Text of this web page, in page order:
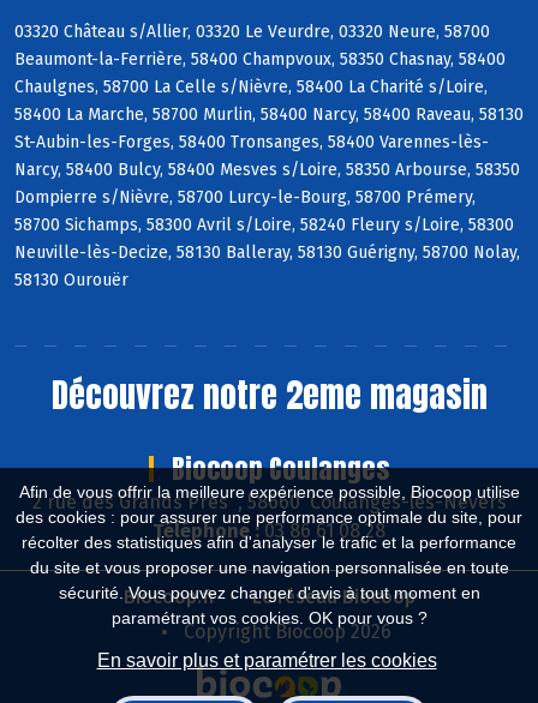
Afin de vous offrir la meilleure expérience possible, Biocoop utilise
des cookies : pour assurer une performance optimale du site, pour
récolter des statistiques afin d'analyser le trafic et la performance
du site et vous proposer une navigation personnalisée en toute
sécurité. Vous pouvez changer d'avis à tout moment en
paramétrant vos cookies. OK pour vous ?
En savoir plus et paramétrer les cookies
03320 Château s/Allier, 03320 Le Veurdre, 03320 Neure, 58700
Beaumont-la-Ferrière, 58400 Champvoux, 58350 Chasnay, 58400
Chaulgnes, 58700 La Celle s/Nièvre, 58400 La Charité s/Loire,
58400 La Marche, 58700 Murlin, 58400 Narcy, 58400 Raveau, 58130
St-Aubin-les-Forges, 58400 Tronsanges, 58400 Varennes-lès-
Narcy, 58400 Bulcy, 58400 Mesves s/Loire, 58350 Arbourse, 58350
Dompierre s/Nièvre, 58700 Lurcy-le-Bourg, 58700 Prémery,
58700 Sichamps, 58300 Avril s/Loire, 58240 Fleury s/Loire, 58300
Neuville-lès-Decize, 58130 Balleray, 58130 Guérigny, 58700 Nolay,
58130 Ourouër
Découvrez notre 2eme magasin
Biocoop Coulanges
2 rue des Grands Près , 58660 Coulanges-lès-Nevers
Téléphone :03 86 61 08 28
Biocoop.fr
Le réseau Biocoop
Copyright Biocoop 2026